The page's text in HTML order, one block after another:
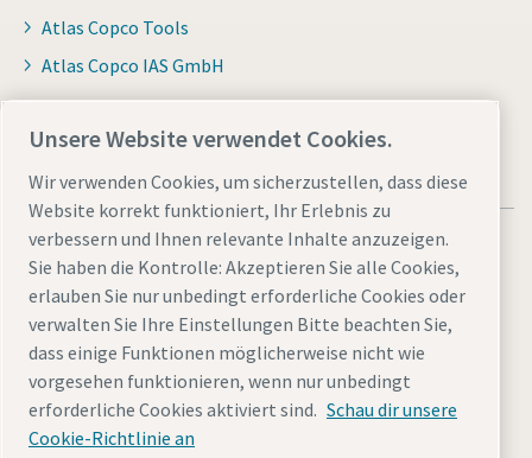
Atlas Copco Tools
Atlas Copco IAS GmbH
Allgemeine rechtliche Hinweise atlascopco.com
Cookies verwaltenBarrierefreiheitDatenschutzerklärung
ImpressumSitemap
Unsere Website verwendet Cookies.
Wir verwenden Cookies, um sicherzustellen, dass diese
Website korrekt funktioniert, Ihr Erlebnis zu
verbessern und Ihnen relevante Inhalte anzuzeigen.
Sie haben die Kontrolle: Akzeptieren Sie alle Cookies,
erlauben Sie nur unbedingt erforderliche Cookies oder
verwalten Sie Ihre Einstellungen Bitte beachten Sie,
dass einige Funktionen möglicherweise nicht wie
vorgesehen funktionieren, wenn nur unbedingt
erforderliche Cookies aktiviert sind. Schau dir unsere
Cookie-Richtlinie an